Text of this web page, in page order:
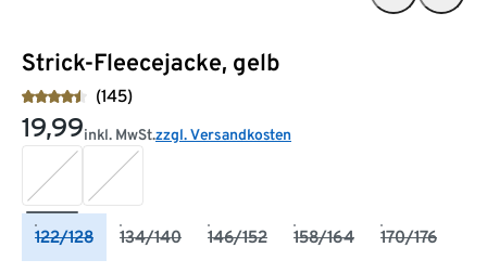
Strick-Fleecejacke, gelb
(145)
19,99inkl. MwSt.zzgl. Versandkosten
122/128 134/140 146/152 158/164 170/176